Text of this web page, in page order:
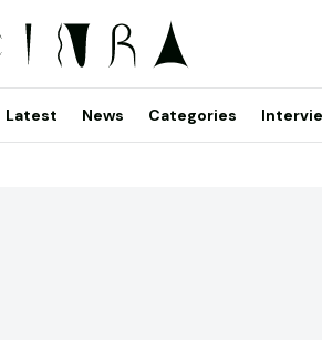
Latest News Categories